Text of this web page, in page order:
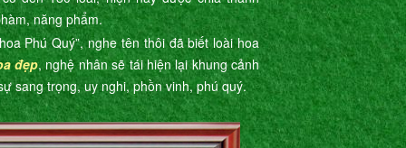
năng phẩm.
Phú Quý”, nghe tên thôi đã biết loài hoa
đẹp, nghệ nhân sẽ tái hiện lại khung cảnh
sang trọng, uy nghi, phồn vinh, phú quý.